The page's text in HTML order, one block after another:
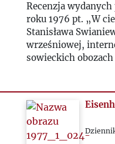
Recenzja
roku 1976 pt. „W
Stanisława
wrześniowej,
sowieckich